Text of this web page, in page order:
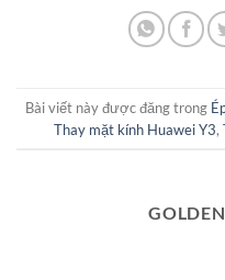
Bài viết này được đăng trong
Thay mặt kính Huawei Y3,